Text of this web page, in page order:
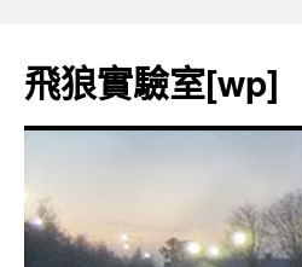
飛狼實驗室[wp]